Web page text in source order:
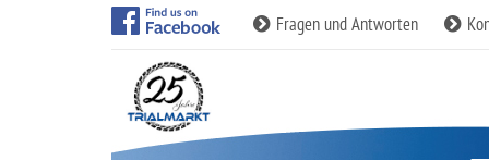
Fragen und Antworten